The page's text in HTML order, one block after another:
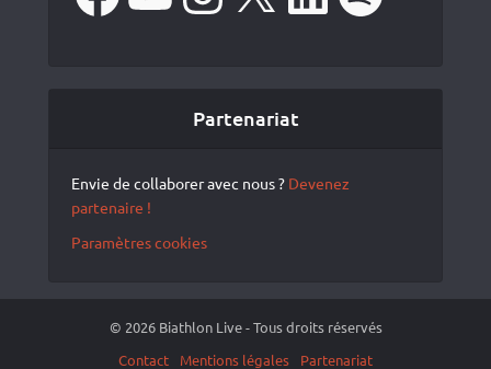
Partenariat
Envie de collaborer avec nous ? Devenez
partenaire !
Paramètres cookies
© 2026 Biathlon Live - Tous droits réservés
Contact
Mentions légales Partenariat